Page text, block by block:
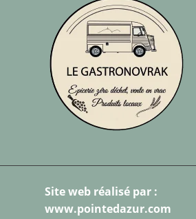
Site web réalisé par :
www.pointedazur.com